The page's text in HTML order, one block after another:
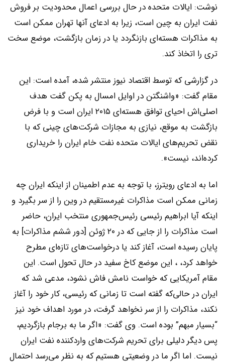
نوشت: ایالات متحده در حال بررسی اعمال محدودیت بر فروش
نفت ایران به چین است، زیرا به ادعای آنها تهران ممکن است
به مذاکرات هسته‌ای بازنگردد یا در زمان بازگشت، موضع سخت
تری را اتخاذ کند.
در گزارشی که توسط اقتصاد نیوز منتشر شده، آمده است: این
مقام گفت: «واشنگتن در اوایل امسال به پکن گفت هدف
اصلی‌اش احیای توافق هسته‌ای ۲۰۱۵ ایران است و با فرض
بازگشت به موقع، نیازی به مجازات شرکت‌های چینی که با
نقض تحریم‌های ایالات متحده نفت خام ایران را خریداری
کرده‌اند، نیست».
اما به ادعای رویترز، با توجه به عدم اطمینان از اینکه ایران چه
زمانی ممکن است مذاکرات غیرمستقیم در وین را از سر بگیرد و
اینکه آیا ابراهیم رئیسی رئیس‌جمهوری منتخب ایران، حاضر
است مذاکرات را از جایی که در ۲۰ ژوئن [دور ششم مذاکرات] به
پایان رسیده است، آغاز کند یا درخواست‌های تازه‌ای مطرح
خواهد کرد، ، این موضع کاخ سفید در حال تحول است. این
مقام آمریکایی که خواست نامش فاش نشود، مدعی شد که
ایران در حالی‌که گفته است تا زمانی که رئیسی، کار خود را آغاز
نکند، مذاکرات را از سر نخواهد گرفت، در مورد اهداف خود نیز
“بسیار مبهم” بوده است. وی گفت: «اگر ما به برجام بازگردیم،
پس دیگر دلیلی برای تحریم شرکت‌های وارد‌کننده نفت ایران
نیست. اما اگر ما در وضعیتی هستیم که به نظر می‌رسد احتمال